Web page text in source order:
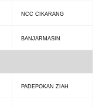
NCC CIKARANG
BANJARMASIN
PADEPOKAN ZIAH